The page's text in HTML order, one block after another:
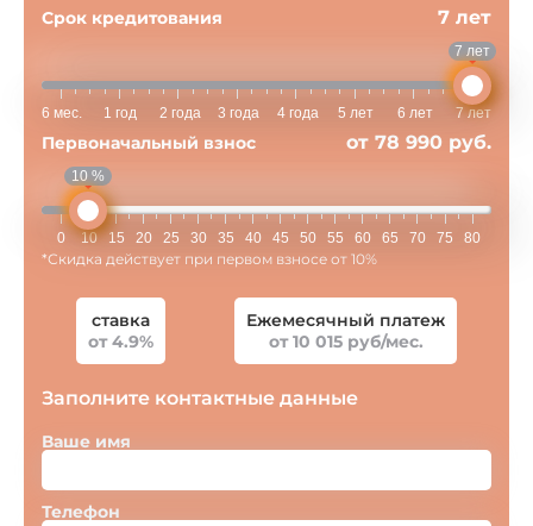
Срок кредитования 7 лет
7 лет
6 мес. 1 год 2 года 3 года 4 года 5 лет 6 лет 7 лет
Первоначальный взнос от 78 990 руб.
10 %
0 10 15 20 25 30 35 40 45 50 55 60 65 70 75 80
*Скидка действует при первом взносе от 10%
ставка
от 4.9%
Ежемесячный платеж
от 10 015 руб/мес.
Заполните контактные данные
Ваше имя
Телефон